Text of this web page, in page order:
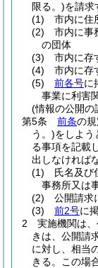
限る。)を請求
(1)
市内に住
(2)
市内に事
の団体
(3)
市内に存
(4)
市内に存
(5)
前各号に
事業に利害
(情報の公開の
第5条
前条の
う。)をしよう
る事項を記載
出しなければ
(1)
氏名及び
事務所又は
(2)
公開請求
(3)
前2号に
2
実施機関は
きは、公開請
に対し、相当
きる。
この場